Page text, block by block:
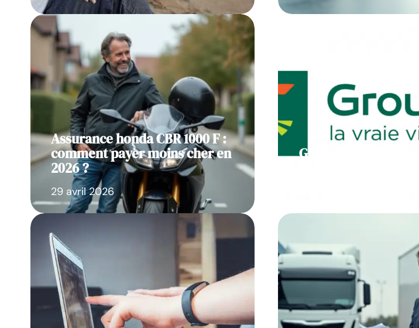
Assurance honda CBR 1000 F :
comment payer moins cher en
2026 ?
29 avril 2026
Groupama